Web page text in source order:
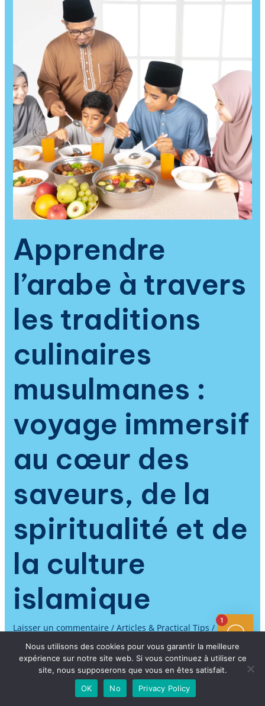
Apprendre
l’arabe à travers
les traditions
culinaires
musulmanes :
voyage immersif
au cœur des
saveurs, de la
spiritualité et de
la culture
islamique
Laisser un commentaire / Articles & Practical Tips / Par
Apprendre l’arabe, c’est ouvrir la porte à un monde de
saveurs, de traditions et de spiritualité partagées, bien au-
delà des lettres du Coran ou des paroles sacrées de la
traditions
culinaires
musulmanes
:
voyage
immersif
au
cœur
des
saveurs,
de
la
spiritualité
de
la
culture
islamique
Nous utilisons des cookies pour vous garantir la meilleure
expérience sur notre site web. Si vous continuez à utiliser ce
site, nous supposerons que vous en êtes satisfait.
OK
No Privacy Policy
1